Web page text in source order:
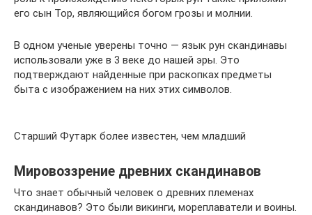
его сын Тор, являющийся богом грозы и молнии.
В одном ученые уверены точно — язык рун скандинавы
использовали уже в 3 веке до нашей эры. Это
подтверждают найденные при раскопках предметы
быта с изображением на них этих символов.
Старший Футарк более известен, чем младший
Мировоззрение древних скандинавов
Что знает обычный человек о древних племенах
скандинавов? Это были викинги, мореплаватели и воины.